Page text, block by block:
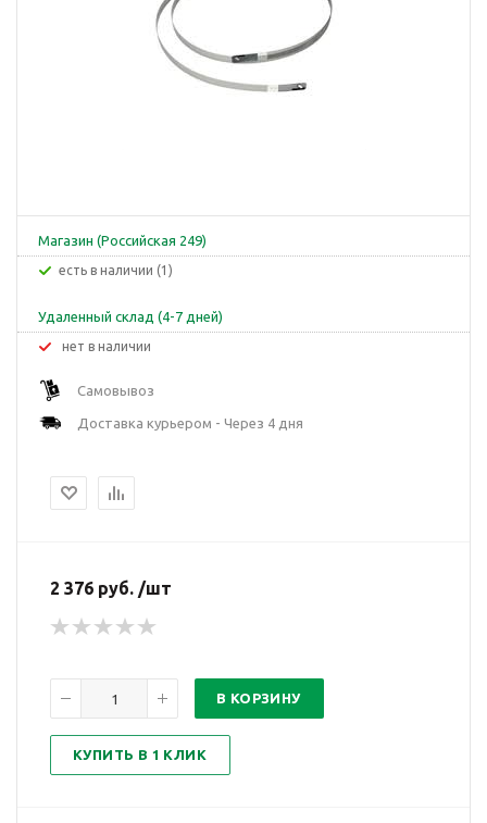
Магазин (Российская 249)
Есть в наличии (1)
Удаленный склад (4-7 дней)
Нет в наличии
Самовывоз
Доставка курьером - Через 4 дня
2 376 руб. /шт
В КОРЗИНУ
КУПИТЬ В 1 КЛИК